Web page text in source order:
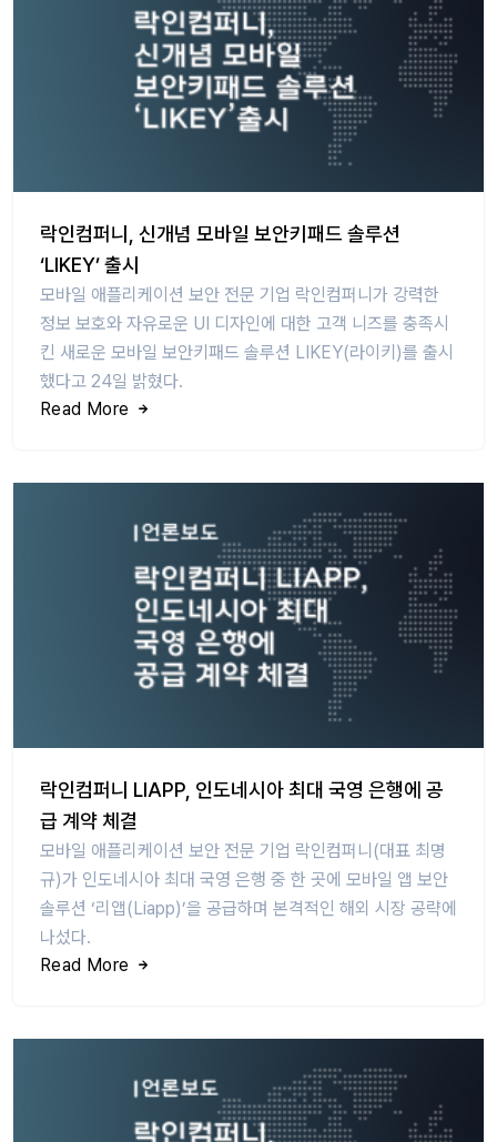
락인컴퍼니, 신개념 모바일 보안키패드 솔루션
‘LIKEY’ 출시
모바일 애플리케이션 보안 전문 기업 락인컴퍼니가 강력한
정보 보호와 자유로운 UI 디자인에 대한 고객 니즈를 충족시
킨 새로운 모바일 보안키패드 솔루션 LIKEY(라이키)를 출시
했다고 24일 밝혔다.
Read More
락인컴퍼니 LIAPP, 인도네시아 최대 국영 은행에 공
급 계약 체결
모바일 애플리케이션 보안 전문 기업 락인컴퍼니(대표 최명
규)가 인도네시아 최대 국영 은행 중 한 곳에 모바일 앱 보안
솔루션 ‘리앱(Liapp)’을 공급하며 본격적인 해외 시장 공략에
나섰다.
Read More